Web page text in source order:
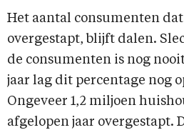
Het aantal consumenten
overgestapt, blijft dalen.
de consumenten is nog
jaar lag dit percentage nog
Ongeveer 1,2 miljoen
afgelopen jaar overgestapt.